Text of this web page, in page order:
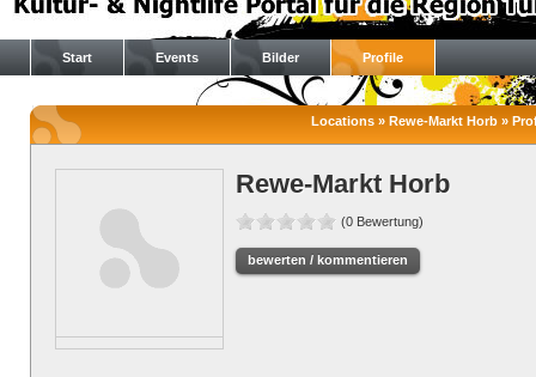
Start Events Bilder Profile
Locations » Rewe-Markt Horb »
Rewe-Markt Horb
(0 Bewertung)
bewerten / kommentieren